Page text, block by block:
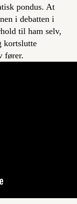
pondus. At
i debatten i
til ham selv,
kortslutte
fører.